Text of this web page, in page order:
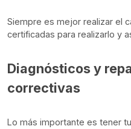
Siempre es mejor realizar el
certificadas para realizarlo y
Diagnósticos y
correctivas
Lo más importante es tener